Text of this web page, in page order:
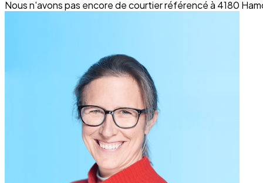
Nous n'avons pas encore de courtier référencé à 4180